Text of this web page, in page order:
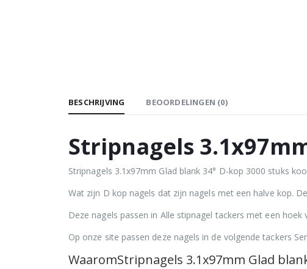
BESCHRIJVING BEOORDELINGEN (0)
Stripnagels
Stripnagels 3.1x97mm Glad blank 34° D-kop 3000 stuks
Wat zijn D kop nagels dat zijn nagels met een halve kop.
Deze nagels passen in Alle stipnagel tackers met een
Op onze site passen deze nagels in de volgende tackers
WaaromStripnagels 3.1x97mm Glad